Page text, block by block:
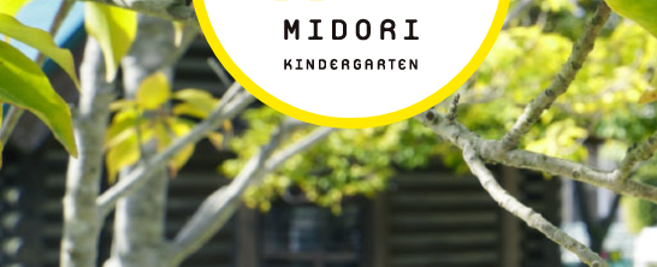
組）
|
学
校
法
人
住